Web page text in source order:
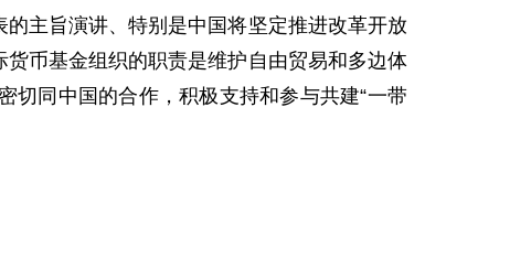
主旨演讲、特别是中国将坚定推进改革开放
币基金组织的职责是维护自由贸易和多边体
切同中国的合作，积极支持和参与共建“一带